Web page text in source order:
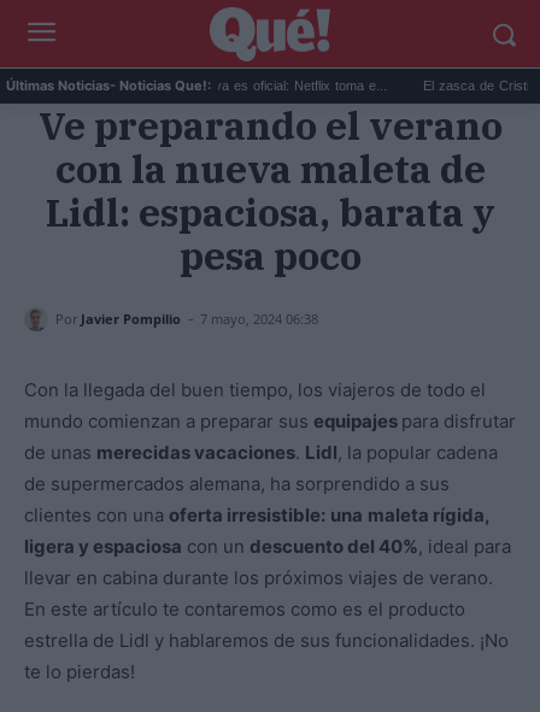
Últimas Noticias- Noticias Que!:
Sandokán temporada 2 ya es oficial: Netflix toma e... El zasca de Cristina
Ve preparando el verano
con la nueva maleta de
Lidl: espaciosa, barata y
pesa poco
Por Javier Pompilio - 7 mayo, 2024 06:38
Con la llegada del buen tiempo, los viajeros de todo el
mundo comienzan a preparar sus equipajes para disfrutar
de unas merecidas vacaciones. Lidl, la popular cadena
de supermercados alemana, ha sorprendido a sus
clientes con una oferta irresistible: una maleta rígida,
ligera y espaciosa con un descuento del 40%, ideal para
llevar en cabina durante los próximos viajes de verano.
En este artículo te contaremos como es el producto
estrella de Lidl y hablaremos de sus funcionalidades. ¡No
te lo pierdas!